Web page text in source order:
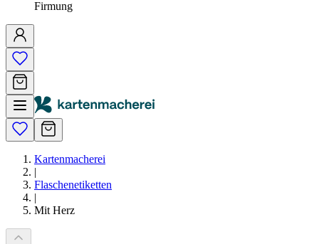
Firmung
Kartenmacherei
|
Flaschenetiketten
|
Mit Herz